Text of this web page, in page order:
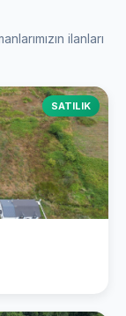
ilanları
SATILIK